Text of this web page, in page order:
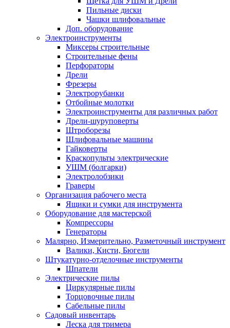
Пильные диски
Чашки шлифовальные
Доп. оборудование
Электроинструменты
Миксеры строительные
Строительные фены
Перфораторы
Дрели
Фрезеры
Электрорубанки
Отбойные молотки
Электроинструменты для различных работ
Дрели-шуруповерты
Штроборезы
Шлифовальные машины
Гайковерты
Краскопульты электрические
УШМ (болгарки)
Электролобзики
Граверы
Организация рабочего места
Ящики и сумки для инструмента
Оборудование для мастерской
Компрессоры
Генераторы
Малярно, Измерительно, Разметочный инструмент
Валики, Кисти, Бюгели
Штукатурно-отделочные инструменты
Шпатели
Электрические пилы
Циркулярные пилы
Торцовочные пилы
Сабельные пилы
Садовый инвентарь
Леска для тримера